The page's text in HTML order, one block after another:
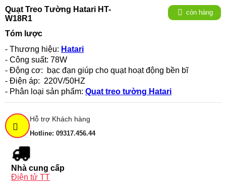
Quạt Treo Tường Hatari HT-
W18R1
còn hàng
Tóm lược
- Thương hiệu: Hatari
- Công suất: 78W
- Động cơ: bạc đạn giúp cho quạt hoạt động bền bĩ
- Điện áp: 220V/50HZ
- Phân loại sản phẩm: Quạt treo tường Hatari
Hỗ trợ Khách hàng
Hotline: 09317.456.44
Nhà cung cấp
Điện tử TT